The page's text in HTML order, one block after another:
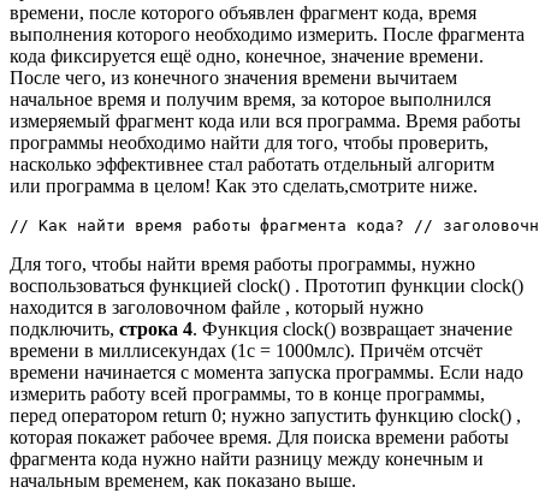
времени, после которого объявлен фрагмент кода, время
выполнения которого необходимо измерить. После фрагмента
кода фиксируется ещё одно, конечное, значение времени.
После чего, из конечного значения времени вычитаем
начальное время и получим время, за которое выполнился
измеряемый фрагмент кода или вся программа. Время работы
программы необходимо найти для того, чтобы проверить,
насколько эффективнее стал работать отдельный алгоритм
или программа в целом! Как это сделать,смотрите ниже.
// Как найти время работы фрагмента кода? //
Для того, чтобы найти время работы программы, нужно
воспользоваться функцией clock() . Прототип функции clock()
находится в заголовочном файле , который нужно
подключить, строка 4. Функция clock() возвращает значение
времени в миллисекундах (1с = 1000млс). Причём отсчёт
времени начинается с момента запуска программы. Если надо
измерить работу всей программы, то в конце программы,
перед оператором return 0; нужно запустить функцию clock() ,
которая покажет рабочее время. Для поиска времени работы
фрагмента кода нужно найти разницу между конечным и
начальным временем, как показано выше.